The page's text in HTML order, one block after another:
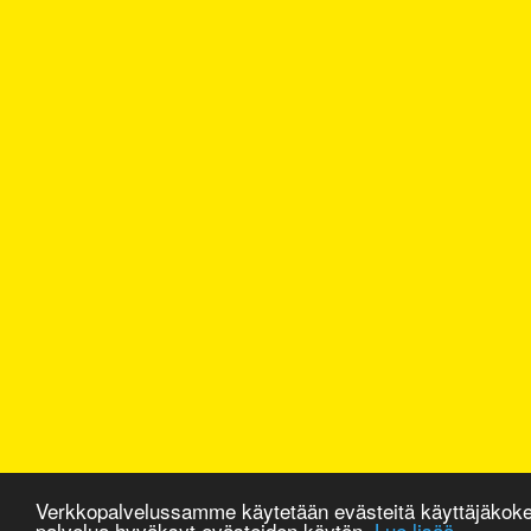
Verkkopalvelussamme käytetään evästeitä